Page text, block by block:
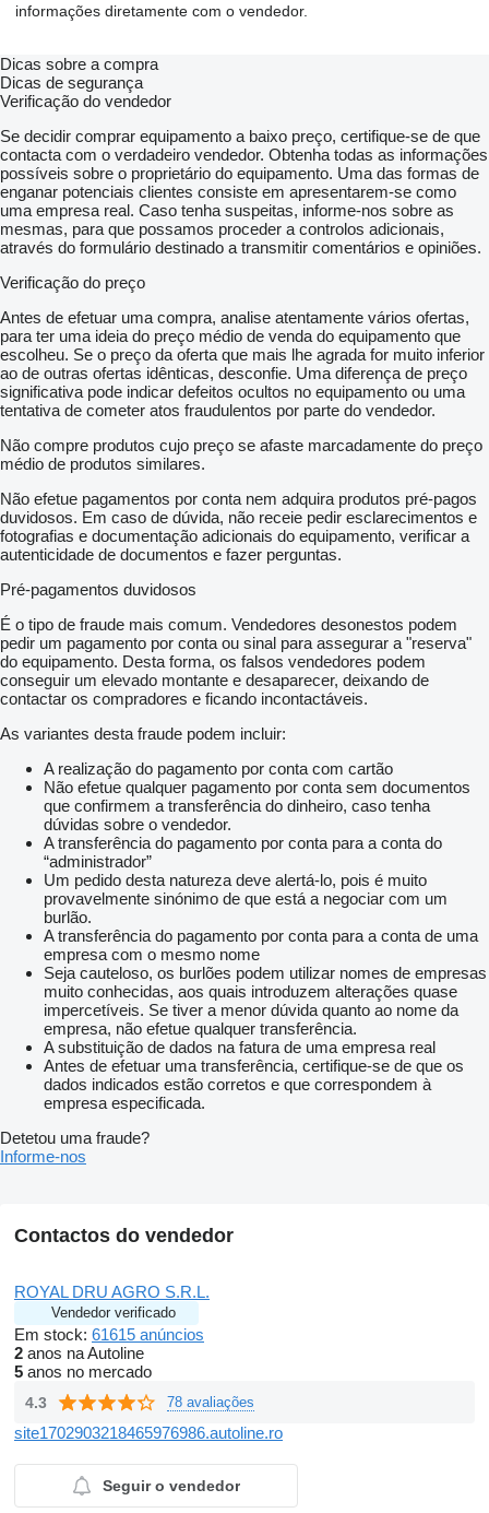
informações diretamente com o vendedor.
Dicas sobre a compra
Dicas de segurança
Verificação do vendedor
Se decidir comprar equipamento a baixo preço, certifique-se de que
contacta com o verdadeiro vendedor. Obtenha todas as informações
possíveis sobre o proprietário do equipamento. Uma das formas de
enganar potenciais clientes consiste em apresentarem-se como
uma empresa real. Caso tenha suspeitas, informe-nos sobre as
mesmas, para que possamos proceder a controlos adicionais,
através do formulário destinado a transmitir comentários e opiniões.
Verificação do preço
Antes de efetuar uma compra, analise atentamente vários ofertas,
para ter uma ideia do preço médio de venda do equipamento que
escolheu. Se o preço da oferta que mais lhe agrada for muito inferior
ao de outras ofertas idênticas, desconfie. Uma diferença de preço
significativa pode indicar defeitos ocultos no equipamento ou uma
tentativa de cometer atos fraudulentos por parte do vendedor.
Não compre produtos cujo preço se afaste marcadamente do preço
médio de produtos similares.
Não efetue pagamentos por conta nem adquira produtos pré-pagos
duvidosos. Em caso de dúvida, não receie pedir esclarecimentos e
fotografias e documentação adicionais do equipamento, verificar a
autenticidade de documentos e fazer perguntas.
Pré-pagamentos duvidosos
É o tipo de fraude mais comum. Vendedores desonestos podem
pedir um pagamento por conta ou sinal para assegurar a "reserva"
do equipamento. Desta forma, os falsos vendedores podem
conseguir um elevado montante e desaparecer, deixando de
contactar os compradores e ficando incontactáveis.
As variantes desta fraude podem incluir:
A realização do pagamento por conta com cartão
Não efetue qualquer pagamento por conta sem documentos
que confirmem a transferência do dinheiro, caso tenha
dúvidas sobre o vendedor.
A transferência do pagamento por conta para a conta do
“administrador”
Um pedido desta natureza deve alertá-lo, pois é muito
provavelmente sinónimo de que está a negociar com um
burlão.
A transferência do pagamento por conta para a conta de uma
empresa com o mesmo nome
Seja cauteloso, os burlões podem utilizar nomes de empresas
muito conhecidas, aos quais introduzem alterações quase
impercetíveis. Se tiver a menor dúvida quanto ao nome da
empresa, não efetue qualquer transferência.
A substituição de dados na fatura de uma empresa real
Antes de efetuar uma transferência, certifique-se de que os
dados indicados estão corretos e que correspondem à
empresa especificada.
Detetou uma fraude?
Informe-nos
Contactos do vendedor
ROYAL DRU AGRO S.R.L.
Vendedor verificado
Em stock: 61615 anúncios
2 anos na Autoline
5 anos no mercado
4.3 78 avaliações
site1702903218465976986.autoline.ro
Seguir o vendedor